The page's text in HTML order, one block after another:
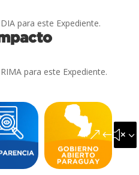
para este Expediente.
para este Expediente.